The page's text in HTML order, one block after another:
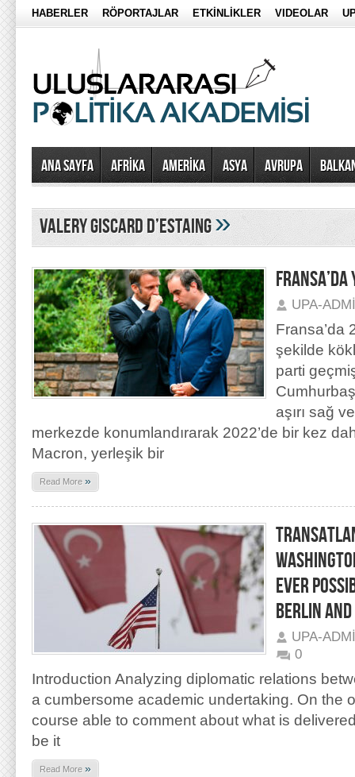
HABERLER RÖPORTAJLAR ETKİNLİKLER VIDEOLAR
Ana Sayfa AFRİKA AMERİKA ASYA AVRUPA
Valery Giscard D’Estaing»
UPA-
Fransa’da
şekilde
parti
aşırı sağ
merkezde konumlandırarak 2022’de bir kez
Macron, yerleşik bir
Read More »
EVER
BERLIN
UPA-
0
Introduction Analyzing diplomatic relations
a cumbersome academic undertaking. On the
course able to comment about what is
be it
Read More »